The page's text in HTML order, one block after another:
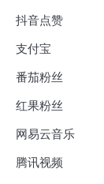
抖音点赞
支付宝
番茄粉丝
红果粉丝
网易云音乐
腾讯视频